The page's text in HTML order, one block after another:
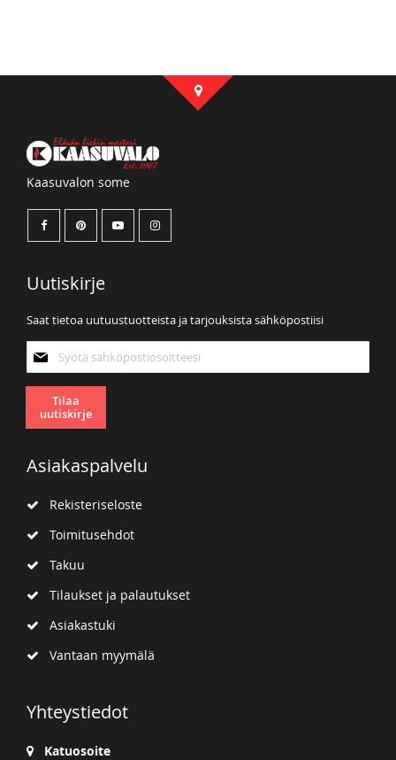
Kaasuvalon some
Uutiskirje
Saat tietoa uutuustuotteista ja tarjouksista sähköpostiisi
uutiskirjeemme:
Tilaa
uutiskirje
Asiakaspalvelu
Rekisteriseloste
Toimitusehdot
Takuu
Tilaukset ja palautukset
Asiakastuki
Vantaan myymälä
Yhteystiedot
Katuosoite